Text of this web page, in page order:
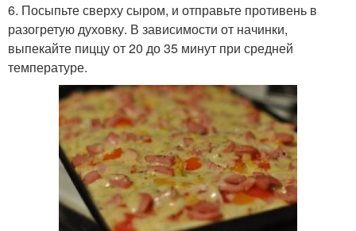
6. Посыпьте сверху сыром, и отправьте противень в
разогретую духовку. В зависимости от начинки,
выпекайте пиццу от 20 до 35 минут при средней
температуре.